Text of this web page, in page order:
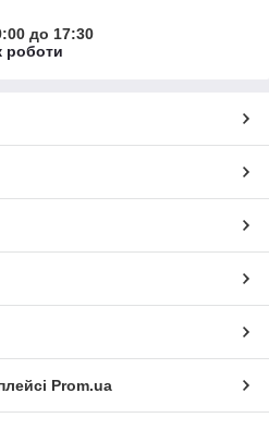
до 17:30
роботи
Prom.ua